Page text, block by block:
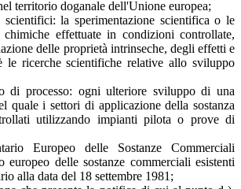
territorio doganale dell'Unione europea;
la sperimentazione scientifica o le
effettuate in condizioni controllate,
delle proprietà intrinseche, degli effetti e
le ricerche scientifiche relative allo sviluppo
di processo: ogni ulteriore sviluppo di una
quale i settori di applicazione della sostanza
utilizzando impianti pilota o prove di
Europeo delle Sostanze Commerciali
europeo delle sostanze commerciali esistenti
alla data del 18 settembre 1981;